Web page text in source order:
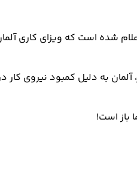
به دلیل کمبود نیروی
باز است!